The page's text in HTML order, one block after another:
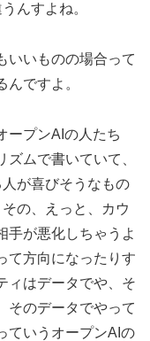
んすよね。
いいものの場合って
ですよ。
ープンAIの人たち
ムで書いていて、
が喜びそうなもの
の、えっと、カウ
手が悪化しちゃうよ
て方向になったりす
ィはデータでや、そ
そのデータでやって
ていうオープンAIの